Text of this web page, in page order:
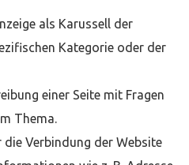
als Karussell der
Kategorie oder der
einer Seite mit Fragen
Thema.
die Verbindung der Website